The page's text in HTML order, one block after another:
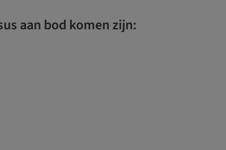
aan bod komen zijn: